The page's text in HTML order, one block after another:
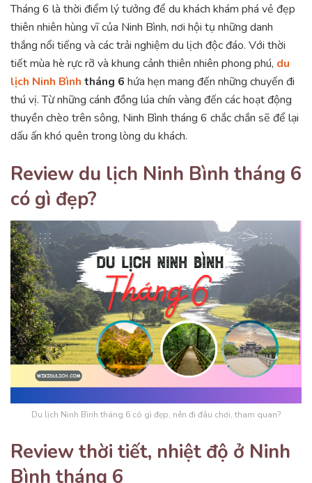
Tháng 6 là thời điểm lý tưởng để du khách khám phá vẻ đẹp
thiên nhiên hùng vĩ của Ninh Bình, nơi hội tụ những danh
thắng nổi tiếng và các trải nghiệm du lịch độc đáo. Với thời
tiết mùa hè rực rỡ và khung cảnh thiên nhiên phong phú, du
lịch Ninh Bình tháng 6 hứa hẹn mang đến những chuyến đi
thú vị. Từ những cánh đồng lúa chín vàng đến các hoạt động
thuyền chèo trên sông, Ninh Bình tháng 6 chắc chắn sẽ để lại
dấu ấn khó quên trong lòng du khách.
Review du lịch Ninh Bình tháng 6
có gì đẹp?
Du lịch Ninh Bình tháng 6 có gì đẹp, nên đi đâu chơi, tham quan?
Review thời tiết, nhiệt độ ở Ninh
Bình tháng 6